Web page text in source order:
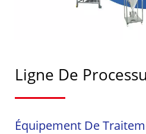
Ligne De
Équipement De